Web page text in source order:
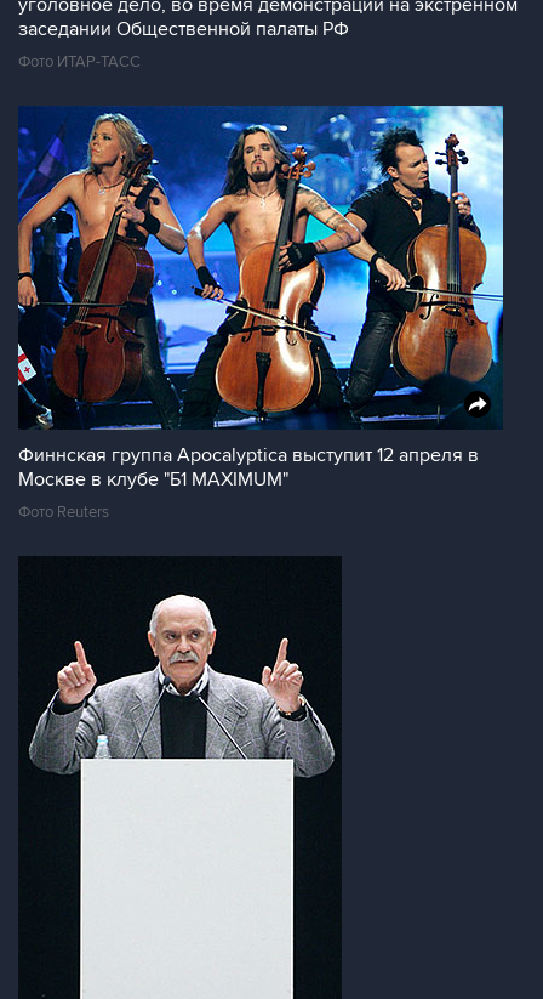
уголовное дело, во время демонстрации на экстренном
заседании Общественной палаты РФ
Фото ИТАР-ТАСС
Финнская группа Apocalyptica выступит 12 апреля в
Москве в клубе "Б1 MAXIMUM"
Фото Reuters